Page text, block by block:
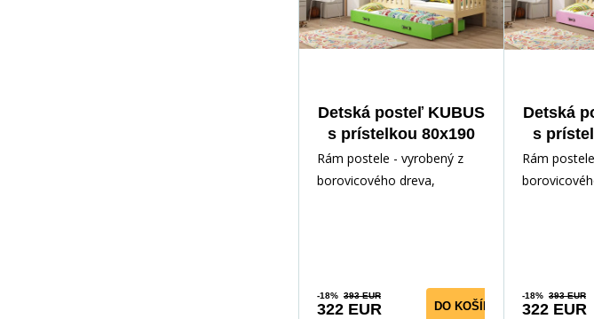
Detská posteľ KUBUS
s prístelkou 80x190
cm, bez matraca,
Prírodná/Zelená
Rám postele - vyrobený z
borovicového dreva,
-18% 393 EUR
322 EUR DO KOŠÍKA
Detská
s
cm,
Rám
-18% 393 EUR
322 EUR